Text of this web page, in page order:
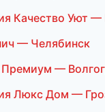
Качество Уют —
— Челябинск
—
Люкс Дом —